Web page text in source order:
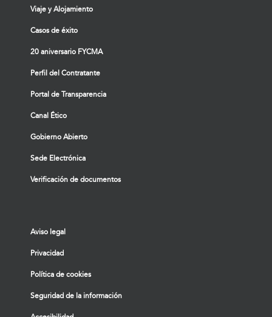
Viaje y Alojamiento
Casos de éxito
20 aniversario FYCMA
Perfil del Contratante
Portal de Transparencia
Canal Ético
Gobierno Abierto
Sede Electrónica
Verificación de documentos
Aviso legal
Privacidad
Política de cookies
Seguridad de la información